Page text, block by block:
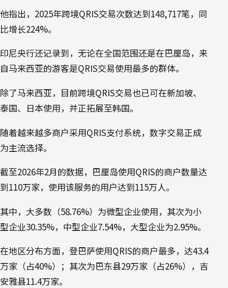
他指出，2025年跨境QRIS交易次数达到148,717笔，同
比增长224%。
印尼央行还记录到，无论在全国范围还是在巴厘岛，来
自马来西亚的游客是QRIS交易使用最多的群体。
除了马来西亚，目前跨境QRIS交易也已可在新加坡、
泰国、日本使用，并正拓展至韩国。
随着越来越多商户采用QRIS支付系统，数字交易正成
为主流选择。
截至2026年2月的数据，巴厘岛使用QRIS的商户数量达
到110万家，使用该服务的用户达到115万人。
其中，大多数（58.76%）为微型企业使用，其次为小
型企业30.35%，中型企业7.54%，大型企业为2.95%。
在地区分布方面，登巴萨使用QRIS的商户最多，达43.4
万家（占40%）；其次为巴东县29万家（占26%），吉
安雅县11.4万家。